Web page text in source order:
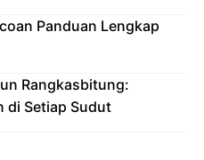
Panduan Lengkap
Rangkasbitung:
di Setiap Sudut